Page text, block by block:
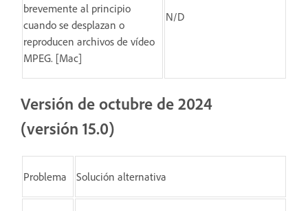
brevemente al principio
cuando se desplazan o
reproducen archivos de vídeo
MPEG. [Mac]
N/D
Versión de octubre de 2024
(versión 15.0)
Problema Solución alternativa